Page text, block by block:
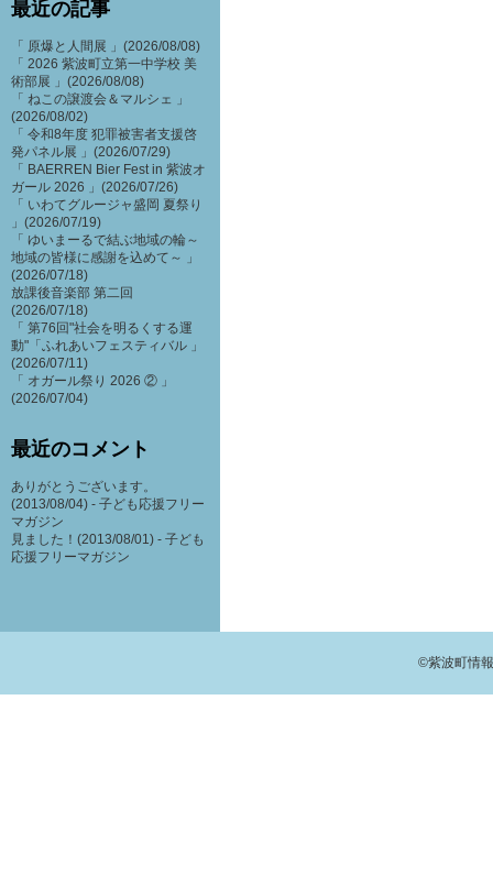
最近の記事
「 原爆と人間展 」(2026/08/08)
「 2026 紫波町立第一中学校 美
術部展 」(2026/08/08)
「 ねこの譲渡会＆マルシェ 」
(2026/08/02)
「 令和8年度 犯罪被害者支援啓
発パネル展 」(2026/07/29)
「 BAERREN Bier Fest in 紫波オ
ガール 2026 」(2026/07/26)
「 いわてグルージャ盛岡 夏祭り
」(2026/07/19)
「 ゆいまーるで結ぶ地域の輪～
地域の皆様に感謝を込めて～ 」
(2026/07/18)
放課後音楽部 第二回
(2026/07/18)
「 第76回"社会を明るくする運
動"「ふれあいフェスティバル 」
(2026/07/11)
「 オガール祭り 2026 ② 」
(2026/07/04)
最近のコメント
ありがとうございます。
(2013/08/04) - 子ども応援フリー
マガジン
見ました！(2013/08/01) - 子ども
応援フリーマガジン
©紫波町情